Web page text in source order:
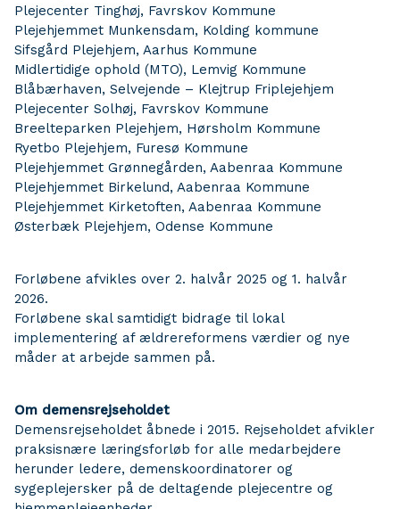
Plejecenter Tinghøj, Favrskov Kommune
Plejehjemmet Munkensdam, Kolding kommune
Sifsgård Plejehjem, Aarhus Kommune
Midlertidige ophold (MTO), Lemvig Kommune
Blåbærhaven, Selvejende – Klejtrup Friplejehjem
Plejecenter Solhøj, Favrskov Kommune
Breelteparken Plejehjem, Hørsholm Kommune
Ryetbo Plejehjem, Furesø Kommune
Plejehjemmet Grønnegården, Aabenraa Kommune
Plejehjemmet Birkelund, Aabenraa Kommune
Plejehjemmet Kirketoften, Aabenraa Kommune
Østerbæk Plejehjem, Odense Kommune
Forløbene afvikles over 2. halvår 2025 og 1. halvår
2026.
Forløbene skal samtidigt bidrage til lokal
implementering af ældrereformens værdier og nye
måder at arbejde sammen på.
Om demensrejseholdet
Demensrejseholdet åbnede i 2015. Rejseholdet afvikler
praksisnære læringsforløb for alle medarbejdere
herunder ledere, demenskoordinatorer og
sygeplejersker på de deltagende plejecentre og